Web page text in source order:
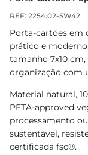
REF: 2254.02-SW42
Porta-cartões em
prático e
tamanho 7x10
organização com
Material natural,
PETA-approved
processamento
sustentável,
certificada fsc®.